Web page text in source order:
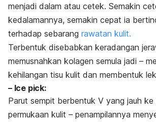
menjadi dalam atau cetek. Semakin
kedalamannya, semakin cepat ia
terhadap sebarang rawatan kulit.
Terbentuk disebabkan keradangan
memusnahkan kolagen semula jadi –
kehilangan tisu kulit dan membentuk
– Ice pick:
Parut sempit berbentuk V yang jauh ke
permukaan kulit – penampilannya